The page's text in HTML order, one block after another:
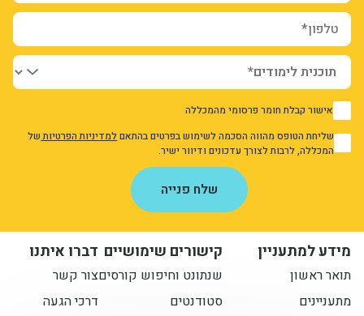
טלפון*
1 אישור קבלת חומר פרסומי מהמכללה
1
אני מאשר/ת את מדיניות הפרטיות
שליחת הטופס מהווה הסכמה לשימוש בפרטים בהתאםלמדיניות הפרטיותשל
המכללה, לרבות לצורך עדכונים ודיוור ישיר.
שלח פנייה
מידע למתעניין
תואר ראשון
מתעניינים
קישורים שימושיים
שנתונט וחיפוש קורסים
סטודנטים
דברו איתנו
צור קשר
דרכי הגעה